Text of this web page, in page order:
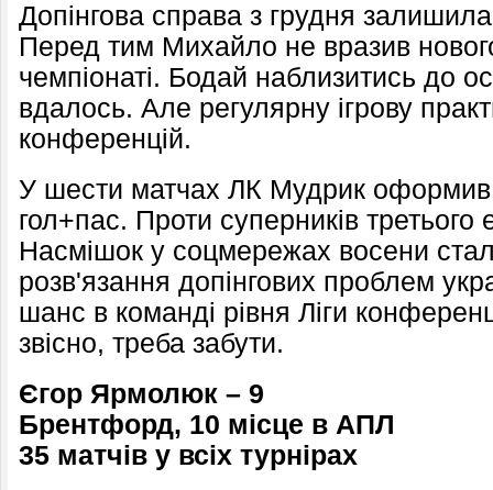
Допінгова справа з грудня
Перед тим Михайло не вразив
чемпіонаті. Бодай наблизитись до
вдалось. Але регулярну ігрову
конференцій.
У шести матчах ЛК Мудрик
гол+пас. Проти суперників
Насмішок у соцмережах восени
розв'язання допінгових проблем
шанс в команді рівня Ліги
звісно, треба забути.
Єгор Ярмолюк – 9
Брентфорд, 10 місце в АПЛ
35 матчів у всіх турнірах